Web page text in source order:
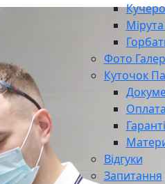
Фото
Куточок
Відгуки
Запитання